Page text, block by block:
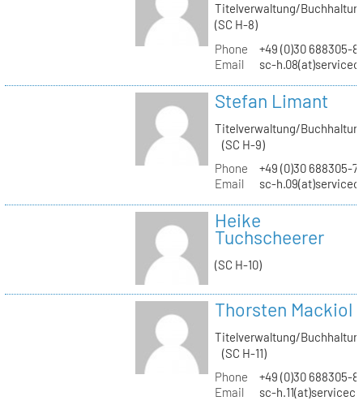
Titelverwaltung/
(SC H-8)
Phone
+49 (0)30 688305-
Email
sc-
Stefan Limant
Titelverwaltung/
(SC H-9)
Phone
+49 (0)30 688305-
Email
sc-
Heike
Tuchscheerer
(SC H-10)
Thorsten Mackiol
Titelverwaltung/
(SC H-11)
Phone
+49 (0)30 688305-
Email
sc-